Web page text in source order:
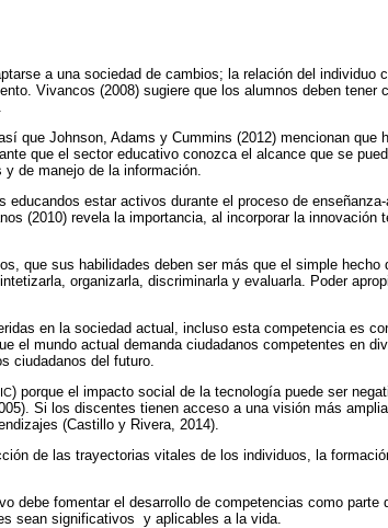
a una sociedad de cambios; la relación del
Vivancos (2008) sugiere que los alumnos deben
que Johnson, Adams y Cummins (2012) mencionan
que el sector educativo conozca el alcance que se
de manejo de la información.
estar activos durante el proceso de
(2010) revela la importancia, al incorporar la
que sus habilidades deben ser más que el simple
organizarla, discriminarla y evaluarla. Poder
en la sociedad actual, incluso esta competencia es
el mundo actual demanda ciudadanos competentes en
ciudadanos del futuro.
) porque el impacto social de la tecnología puede ser
Si los discentes tienen acceso a una visión más
(Castillo y Rivera, 2014).
de las trayectorias vitales de los individuos, la
debe fomentar el desarrollo de competencias como
sean significativos y aplicables a la vida.